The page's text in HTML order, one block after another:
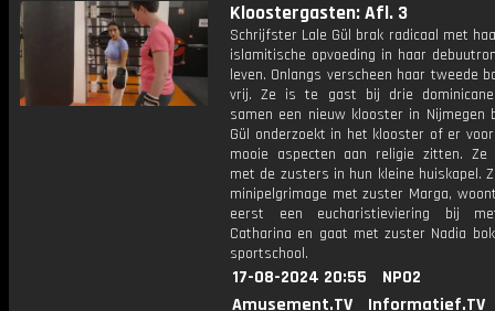
Kloostergasten: Afl. 3
Schrijfster Lale Gül brak radicaal met
islamitische opvoeding in haar
leven. Onlangs verscheen haar tweede
vrij. Ze is te gast bij drie
samen een nieuw klooster in Nijmegen
Gül onderzoekt in het klooster of er
mooie aspecten aan religie zitten. Ze
met de zusters in hun kleine huiskapel.
minipelgrimage met zuster Marga,
eerst een eucharistieviering bij
Catharina en gaat met zuster Nadia
sportschool.
17-08-2024 20:55
NPO2
Amusement.TV
Informatief.TV